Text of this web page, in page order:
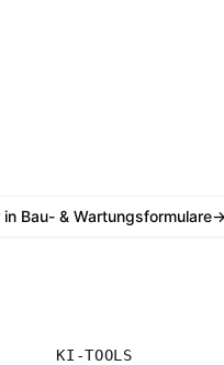
in Bau- & Wartungsformulare→
KI-TOOLS